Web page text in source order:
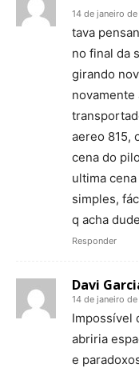
14 de janeiro
tava
no final da
girando
novamente
aereo 815,
cena do
ultima
simples,
q acha
Responder
Davi
14 de janeiro
Impossível
abriria
e